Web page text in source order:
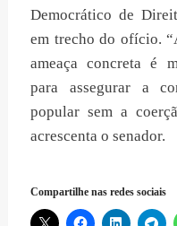
Democrático de
em trecho do ofício.
ameaça concreta é
para assegurar a
popular sem a
acrescenta o senador.
Compartilhe nas redes sociais